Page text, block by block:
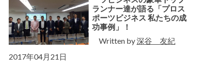
ランナー達が語る「プロス
ポーツビジネス 私たちの成
功事例」！
Written by深谷 友紀
2017年04月21日